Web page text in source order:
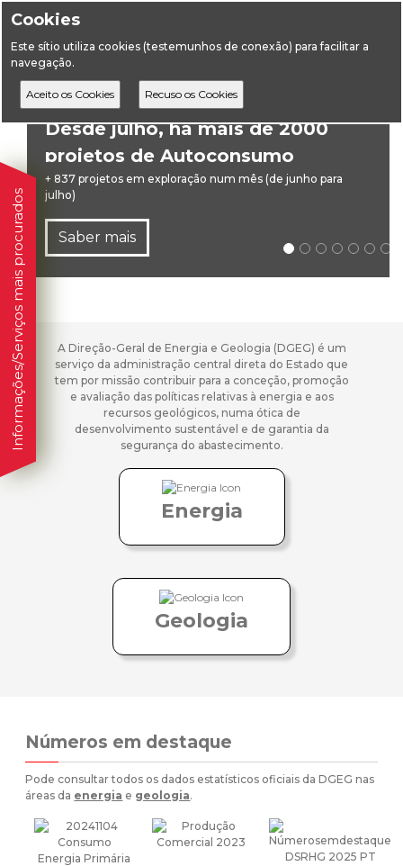
Cookies
Este sítio utiliza cookies (testemunhos de conexão) para facilitar a
navegação.
Desde julho, há mais de 2000
projetos de Autoconsumo
Coletivo em exploração
+ 837 projetos em exploração num mês (de junho para
julho)
Saber mais
Informações/Serviços mais procurados
A Direção-Geral de Energia e Geologia (DGEG) é um
serviço da administração central direta do Estado que
tem por missão contribuir para a conceção, promoção
e avaliação das políticas relativas à energia e aos
recursos geológicos, numa ótica de
desenvolvimento sustentável e de garantia da
segurança do abastecimento.
Energia
Geologia
Números em destaque
Pode consultar todos os dados estatísticos oficiais da DGEG nas
áreas da energia e geologia.